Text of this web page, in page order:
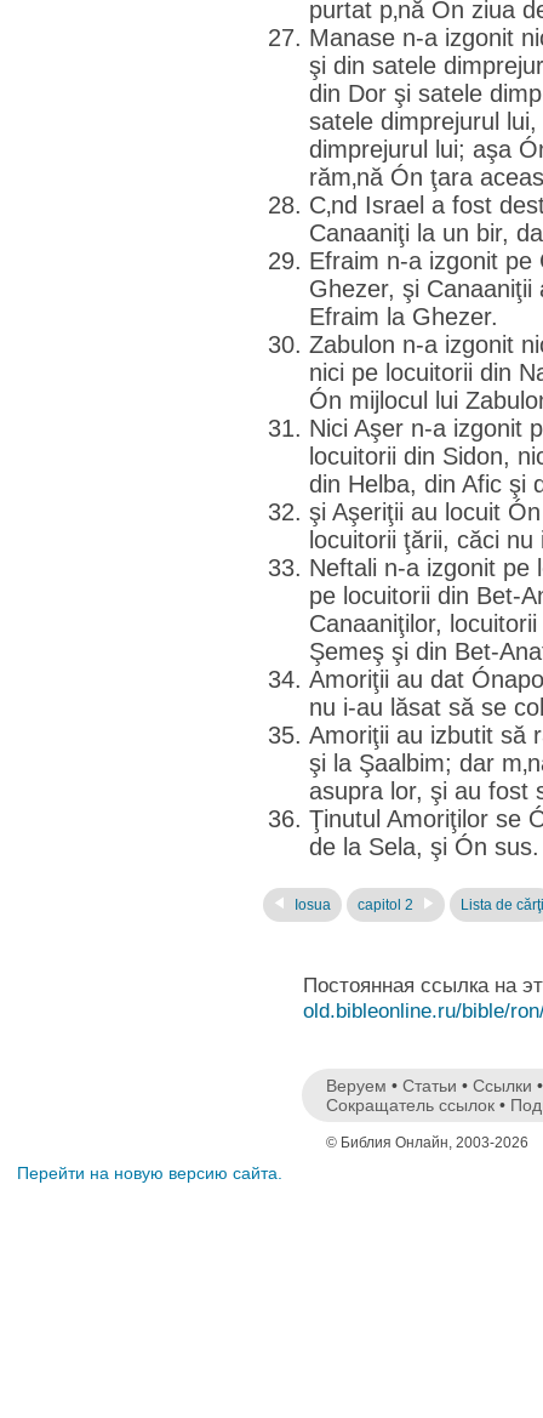
purtat p‚nă Ón ziua
Manase n-a izgonit
şi din satele
din Dor şi satele
satele dimprejurul
dimprejurul lui; aşa
răm‚nă Ón ţara
C‚nd Israel a fost
Canaaniţi la un bir,
Efraim n-a izgonit pe
Ghezer, şi Canaaniţii
Efraim la Ghezer.
Zabulon n-a izgonit
nici pe locuitorii din
Ón mijlocul lui
Nici Aşer n-a izgonit
locuitorii din Sidon,
din Helba, din Afic şi
şi Aşeriţii au locuit
locuitorii ţării, căci nu
Neftali n-a izgonit pe
pe locuitorii din Bet-
Canaaniţilor,
Şemeş şi din Bet-
Amoriţii au dat
nu i-au lăsat să se
Amoriţii au izbutit să
şi la Şaalbim; dar
asupra lor, şi au fost
Ţinutul Amoriţilor se
de la Sela, şi Ón sus.
Iosua capitol 2 Lista de cărţi
Постоянная ссылка на
old.bibleonline.ru/bible/
Веруем • Статьи • Ссылки
Сокращатель ссылок •
© Библия Онлайн, 2003-2026
Перейти на новую версию сайта.